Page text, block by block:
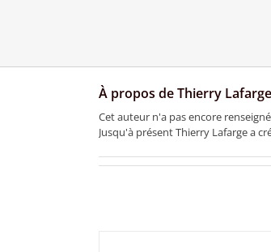
À propos deThierry Lafarge
Cet auteur n'a pas encore
Jusqu'à présent Thierry Lafarge a